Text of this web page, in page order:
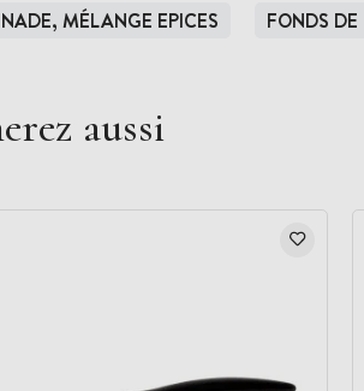
MÉLANGE EPICES FONDS
aussi